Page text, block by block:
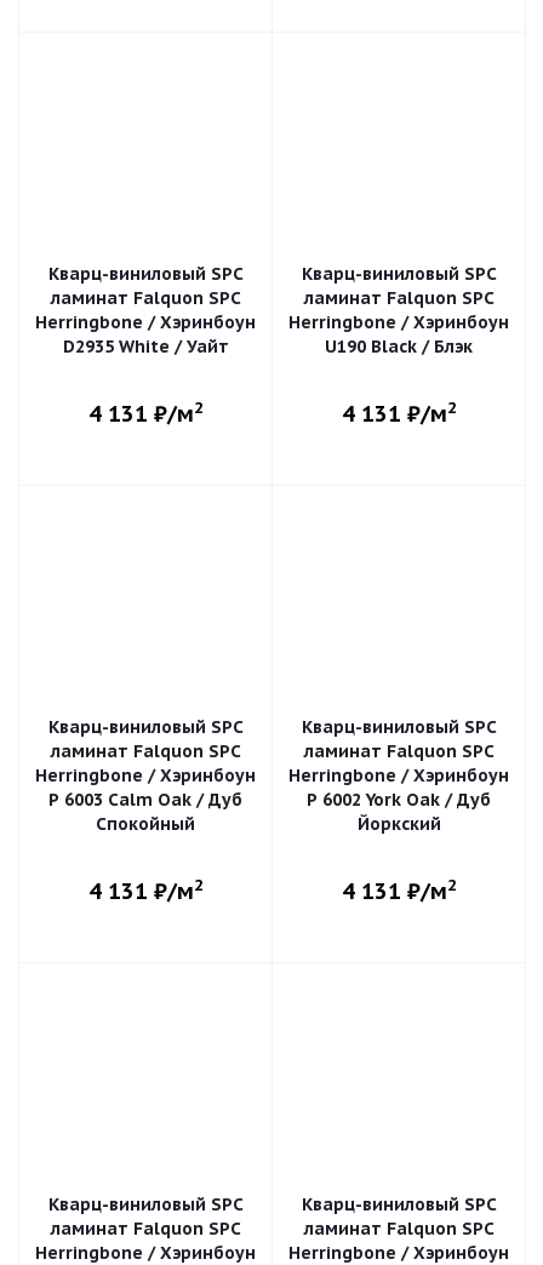
Кварц-виниловый SPC
ламинат Falquon SPC
Herringbone / Хэринбоун
D2935 White / Уайт
4 131 ₽/м2
Кварц-виниловый SPC
ламинат Falquon SPC
Herringbone / Хэринбоун
U190 Black / Блэк
4 131 ₽/м2
Кварц-виниловый SPC
ламинат Falquon SPC
Herringbone / Хэринбоун
P 6003 Calm Oak / Дуб
Спокойный
4 131 ₽/м2
Кварц-виниловый SPC
ламинат Falquon SPC
Herringbone / Хэринбоун
P 6002 York Oak / Дуб
Йоркский
4 131 ₽/м2
Кварц-виниловый SPC
ламинат Falquon SPC
Herringbone / Хэринбоун
Кварц-виниловый SPC
ламинат Falquon SPC
Herringbone / Хэринбоун